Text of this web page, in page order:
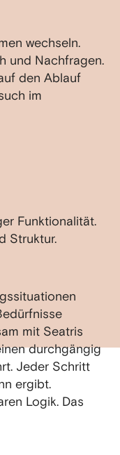
wechseln.
und Nachfragen.
den Ablauf
im
Funktionalität.
Struktur.
mit Seatris
durchgängig
Jeder Schritt
ergibt.
Logik. Das